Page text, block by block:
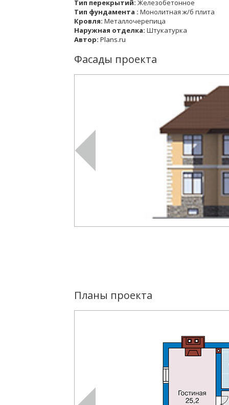
Тип перекрытий: Железобетонное
Тип фундамента : Монолитная ж/б плита
Кровля: Металлочерепица
Наружная отделка: Штукатурка
Автор: Plans.ru
Фасады проекта
Планы проекта